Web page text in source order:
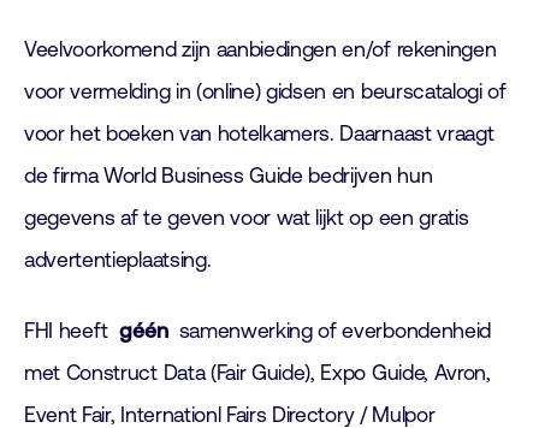
Veelvoorkomend zijn aanbiedingen en/of rekeningen
voor vermelding in (online) gidsen en beurscatalogi of
voor het boeken van hotelkamers. Daarnaast vraagt
de firma World Business Guide bedrijven hun
gegevens af te geven voor wat lijkt op een gratis
advertentieplaatsing.
FHI heeftgéénsamenwerking of everbondenheid
met Construct Data (Fair Guide), Expo Guide, Avron,
Event Fair, Internationl Fairs Directory / Mulpor